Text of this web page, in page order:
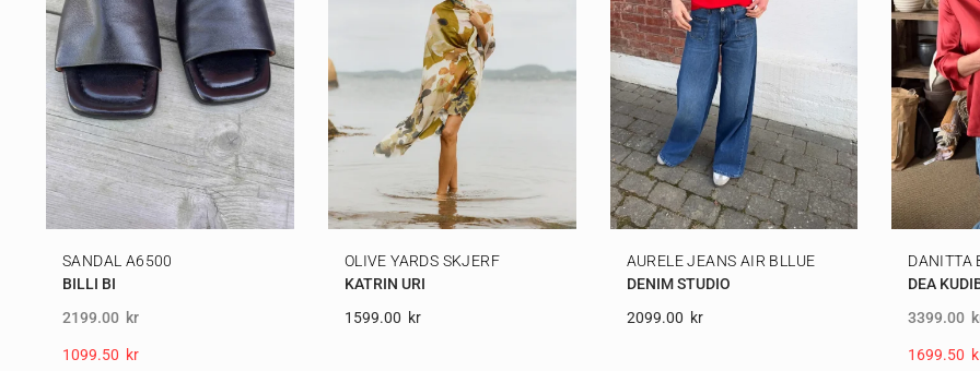
SANDAL A6500
BILLI BI
2199.00 kr
1099.50 Kr
OLIVE YARDS SKJERF
KATRIN URI
1599.00 Kr
AURELE JEANS AIR BLLUE
DENIM STUDIO
2099.00 Kr
DANITTA
DEA
3399.00
1699.50